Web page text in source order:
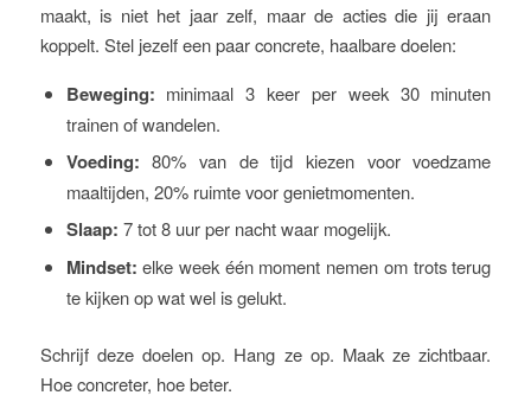
maakt, is niet het jaar zelf, maar de acties die jij eraan
koppelt. Stel jezelf een paar concrete, haalbare doelen:
Beweging: minimaal 3 keer per week 30 minuten
trainen of wandelen.
Voeding: 80% van de tijd kiezen voor voedzame
maaltijden, 20% ruimte voor genietmomenten.
Slaap: 7 tot 8 uur per nacht waar mogelijk.
Mindset: elke week één moment nemen om trots terug
te kijken op wat wel is gelukt.
Schrijf deze doelen op. Hang ze op. Maak ze zichtbaar.
Hoe concreter, hoe beter.